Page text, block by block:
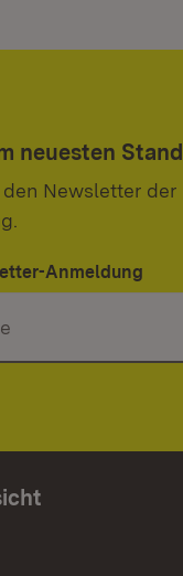
neuesten Stand
Newsletter der
Anmeldung